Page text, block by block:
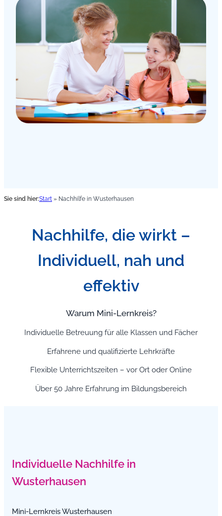
Sie sind hier:Start » Nachhilfe in Wusterhausen
Nachhilfe, die wirkt –
Individuell, nah und
effektiv
Warum Mini-Lernkreis?
Individuelle Betreuung für alle Klassen und Fächer
Erfahrene und qualifizierte Lehrkräfte
Flexible Unterrichtszeiten – vor Ort oder Online
Über 50 Jahre Erfahrung im Bildungsbereich
Individuelle Nachhilfe in
Wusterhausen
Mini-Lernkreis Wusterhausen